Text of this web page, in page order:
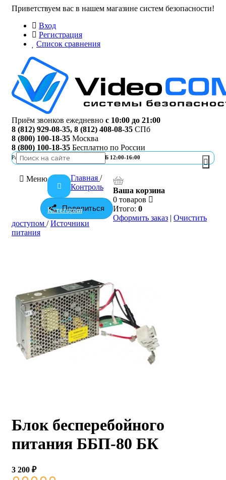
Приветствуем вас в нашем магазине систем безопасности!
Вход
Регистрация
Список сравнения
Приём звонков ежедневно с 10:00 до 21:00
8 (812) 929-08-35, 8 (812) 408-08-35 СПб
8 (800) 100-18-35 Москва
8 (800) 100-18-35 Бесплатно по России
Работа офисаПН-ПТ 10:00-19:00 | СБ 12:00-16:00
Меню
Категории
Ваша корзина
0 товаров
Итого: 0
Оформить заказ | Очистить
Поделиться
Главная /
Контроль
доступом /Источники
питания
Блок бесперебойного
питания ББП-80 БК
3 200 ₽